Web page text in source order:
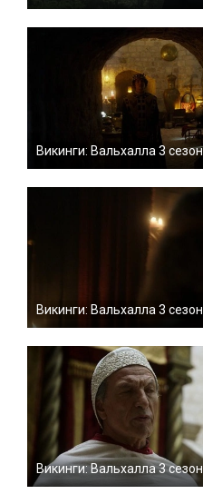
Викинги: Вальхалла 3
Викинги: Вальхалла 3
Викинги: Вальхалла 3